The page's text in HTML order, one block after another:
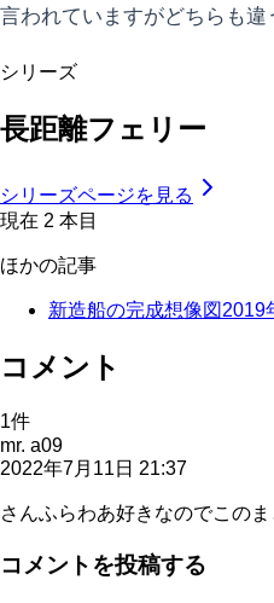
言われていますがどちらも
シリーズ
長距離フェリー
シリーズページを見る
現在 2 本目
ほかの記事
新造船の完成想像図 2019
コメント
1件
mr. a09
2022年7月11日 21:37
さんふらわあ好きなのでこの
コメントを投稿する